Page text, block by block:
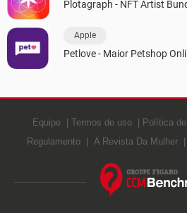
Plotagraph - NFT Artist
Apple
Petlove - Maior Petshop
Equipe Termos de uso Política
Regulamento
A Revista Da Mulher